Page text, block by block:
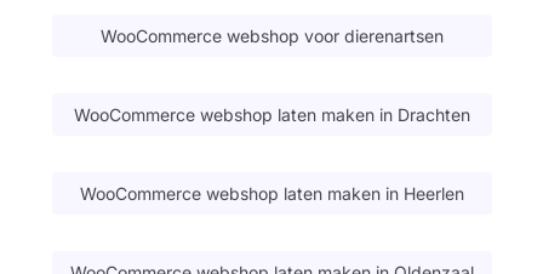
WooCommerce webshop voor dierenartsen
WooCommerce webshop laten maken in Drachten
WooCommerce webshop laten maken in Heerlen